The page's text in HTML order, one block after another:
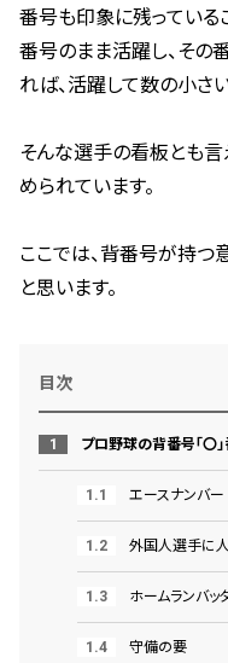
番号も印象に残っている
番号のまま活躍し、その
れば、活躍して数の小さ
そんな選手の看板とも
められています。
ここでは、背番号が持つ
と思います。
目次
プロ野球の背番号「〇
エースナンバー
外国人選手に
ホームランバッ
守備の要